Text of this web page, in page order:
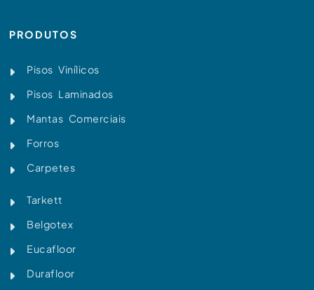
PRODUTOS
Pisos Vinílicos
Pisos Laminados
Mantas Comerciais
Forros
Carpetes
Tarkett
Belgotex
Eucafloor
Durafloor